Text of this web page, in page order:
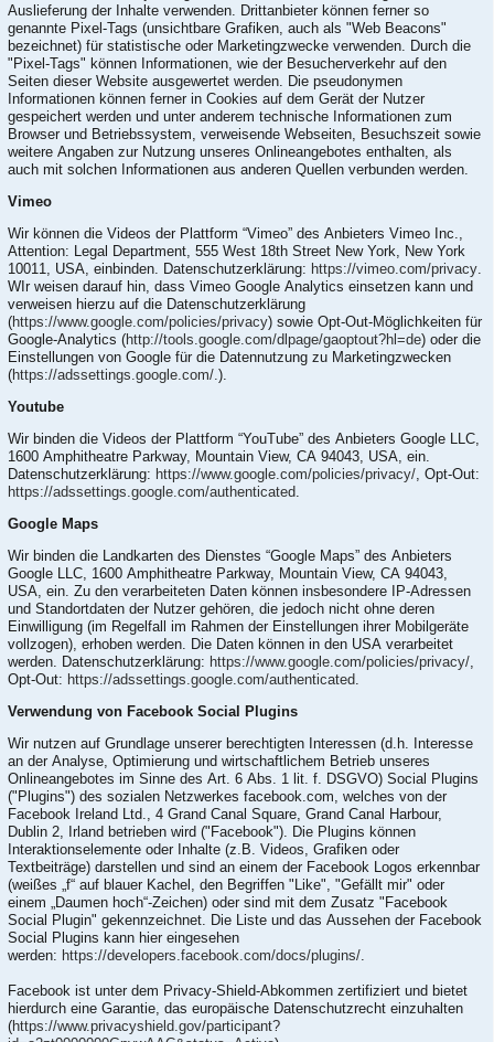
Auslieferung der Inhalte verwenden. Drittanbieter können ferner so
genannte Pixel-Tags (unsichtbare Grafiken, auch als "Web Beacons"
bezeichnet) für statistische oder Marketingzwecke verwenden. Durch die
"Pixel-Tags" können Informationen, wie der Besucherverkehr auf den
Seiten dieser Website ausgewertet werden. Die pseudonymen
Informationen können ferner in Cookies auf dem Gerät der Nutzer
gespeichert werden und unter anderem technische Informationen zum
Browser und Betriebssystem, verweisende Webseiten, Besuchszeit sowie
weitere Angaben zur Nutzung unseres Onlineangebotes enthalten, als
auch mit solchen Informationen aus anderen Quellen verbunden werden.
Vimeo
Wir können die Videos der Plattform “Vimeo” des Anbieters Vimeo Inc.,
Attention: Legal Department, 555 West 18th Street New York, New York
10011, USA, einbinden. Datenschutzerklärung: https://vimeo.com/privacy
WIr weisen darauf hin, dass Vimeo Google Analytics einsetzen kann und
verweisen hierzu auf die Datenschutzerklärung
(https://www.google.com/policies/privacy) sowie Opt-Out-Möglichkeiten für
Google-Analytics (http://tools.google.com/dlpage/gaoptout?hl=de) oder die
Einstellungen von Google für die Datennutzung zu Marketingzwecken
(https://adssettings.google.com/. ).
Youtube
Wir binden die Videos der Plattform “YouTube” des Anbieters Google LLC,
1600 Amphitheatre Parkway, Mountain View, CA 94043, USA, ein.
Datenschutzerklärung: https://www.google.com/policies/privacy/ , Opt-Out:
https://adssettings.google.com/authenticated
Google Maps
Wir binden die Landkarten des Dienstes “Google Maps” des Anbieters
Google LLC, 1600 Amphitheatre Parkway, Mountain View, CA 94043,
USA, ein. Zu den verarbeiteten Daten können insbesondere IP-Adressen
und Standortdaten der Nutzer gehören, die jedoch nicht ohne deren
Einwilligung (im Regelfall im Rahmen der Einstellungen ihrer Mobilgeräte
vollzogen), erhoben werden. Die Daten können in den USA verarbeitet
werden. Datenschutzerklärung: https://www.google.com/policies/privacy/
Opt-Out: https://adssettings.google.com/authenticated
Verwendung von Facebook Social Plugins
Wir nutzen auf Grundlage unserer berechtigten Interessen (d.h. Interesse
an der Analyse, Optimierung und wirtschaftlichem Betrieb unseres
Onlineangebotes im Sinne des Art. 6 Abs. 1 lit. f. DSGVO) Social Plugins
("Plugins") des sozialen Netzwerkes facebook.com, welches von der
Facebook Ireland Ltd., 4 Grand Canal Square, Grand Canal Harbour,
Dublin 2, Irland betrieben wird ("Facebook"). Die Plugins können
Interaktionselemente oder Inhalte (z.B. Videos, Grafiken oder
Textbeiträge) darstellen und sind an einem der Facebook Logos erkennbar
(weißes „f“ auf blauer Kachel, den Begriffen "Like", "Gefällt mir" oder
einem „Daumen hoch“-Zeichen) oder sind mit dem Zusatz "Facebook
Social Plugin" gekennzeichnet. Die Liste und das Aussehen der Facebook
Social Plugins kann hier eingesehen
werden: https://developers.facebook.com/docs/plugins/
Facebook ist unter dem Privacy-Shield-Abkommen zertifiziert und bietet
hierdurch eine Garantie, das europäische Datenschutzrecht einzuhalten
(https://www.privacyshield.gov/participant?